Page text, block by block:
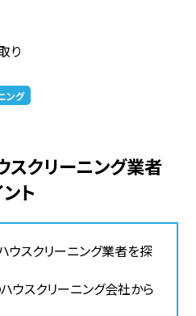
り
ング
ト
ウスクリーニング業者を探
ウスクリーニング会社から